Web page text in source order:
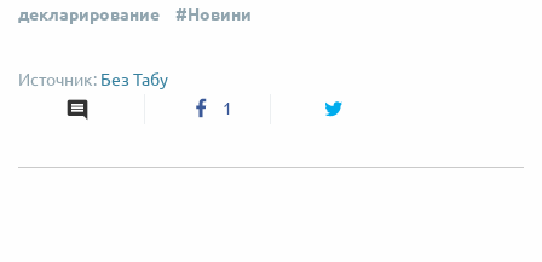
декларирование
Новини
Без Табу
1